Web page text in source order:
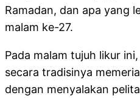
Ramadan, dan apa yang
malam ke-27.
Pada malam tujuh likur
secara tradisinya
dengan menyalakan